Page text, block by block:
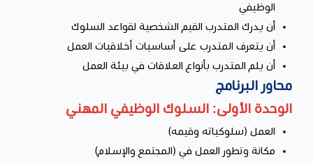
الوظيفي
أن يدرك المتدرب القيم الشخصية لقواعد السلوك
أن يتعرف المتدرب على أساسيات أخلاقيات العمل
أن يلم المتدرب بأنواع العلاقات في بيئة العمل
محاور البرنامج
الوحدة الأولى: السلوك الوظيفي المهني
العمل (سلوكياته وقيمه)
مكانة وتطور العمل في (المجتمع والإسلام)